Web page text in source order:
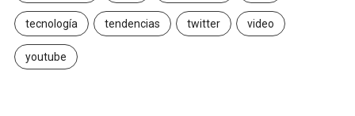
tecnología tendencias twitter video
youtube